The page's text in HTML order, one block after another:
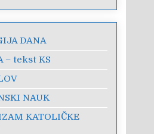
DANA
– tekst KS
NAUK
KATOLIČKE